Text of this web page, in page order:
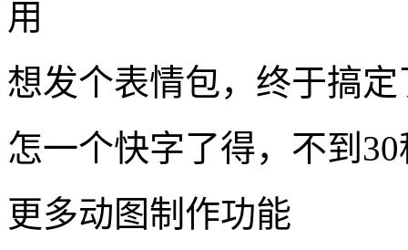
怎一个快字了得，不到
更多动图制作功能